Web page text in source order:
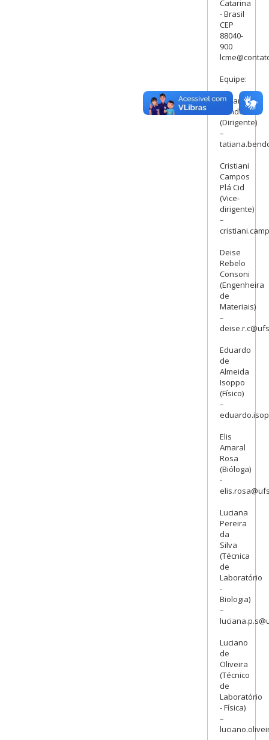
Catarina
- Brasil
CEP
88040-
900
Equipe:
Tatiana
Bendo
(Dirigente)
–
Cristiani
Campos
Plá Cid
(Vice-
dirigente)
–
Deise
Rebelo
Consoni
(Engenheira
de
Materiais)
–
Eduardo
de
Almeida
Isoppo
(Físico)
–
Elis
Amaral
Rosa
(Bióloga)
-
Luciana
Pereira
da
Silva
(Técnica
de
Laboratório
-
Biologia)
–
Luciano
de
Oliveira
(Técnico
de
Laboratório
- Física)
–